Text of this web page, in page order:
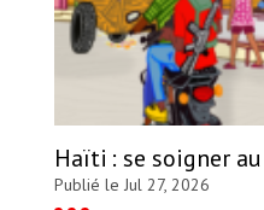
Haïti : se soigner
Publié le Jul 27, 2026